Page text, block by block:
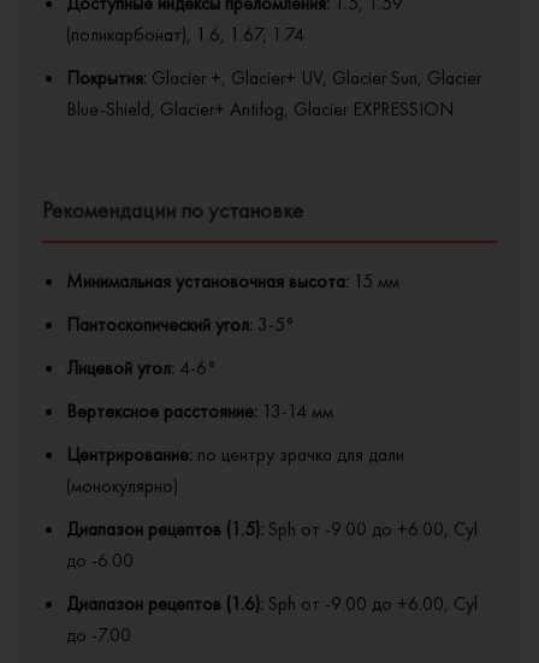
(поликарбонат), 1.6, 1.67, 1.74
Покрытия: Glacier +, Glacier+ UV, Glacier Sun, Glacier
Blue-Shield, Glacier+ Antifog, Glacier EXPRESSION
Рекомендации по установке
Минимальная установочная высота: 15 мм
Пантоскопический угол: 3-5°
Лицевой угол: 4-6°
Вертексное расстояние: 13-14 мм
Центрирование: по центру зрачка для дали
(монокулярно)
Диапазон рецептов (1.5):Sph от -9.00 до +6.00, Cyl
до -6.00
Диапазон рецептов (1.6):Sph от -9.00 до +6.00, Cyl
до -7.00